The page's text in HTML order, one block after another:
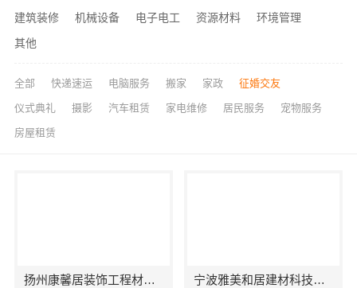
建筑装修
机械设备 电子电工 资源材料
环境管理
其他
全部 快递速运 电脑服务 搬家 家政 征婚交友
仪式典礼 摄影 汽车租赁 家电维修 居民服务 宠物服务
房屋租赁
扬州康馨居装饰工程材料有限公司 宁波雅美和居建材科技有限公司